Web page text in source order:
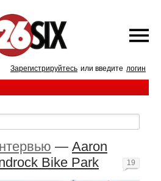
Зарегистрируйтесь или введите логин
— Aaron
Bike Park
19